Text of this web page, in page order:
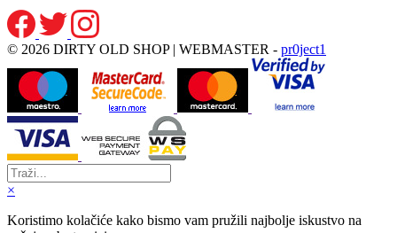
© 2026 DIRTY OLD SHOP | WEBMASTER - pr0ject1
×
Koristimo kolačiće kako bismo vam pružili najbolje iskustvo na